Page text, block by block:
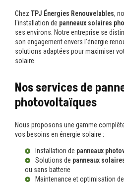
Chez TPJ Énergies Renouvelables,
l'installation de panneaux solaires
ses environs. Notre entreprise se
son engagement envers l'énergie
solutions adaptées pour maximiser
solaire.
Nos services de
photovoltaïques
Nous proposons une gamme
vos besoins en énergie solaire :
Installation de panneaux
Solutions de panneaux
ou sans batterie
Maintenance et optimisation